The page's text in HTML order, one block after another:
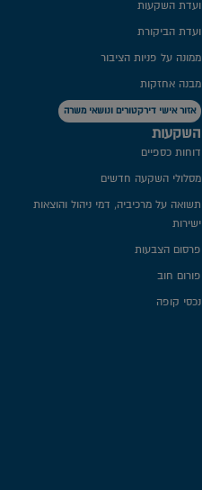
ועדת השקעות
ועדת הביקורת
ממונה על פניות הציבור
מבנה אחזקות
אזור אישי דירקטורים ונושאי משרה
השקעות
דוחות כספיים
מסלולי השקעה חדשים
תשואה על מרכיביה, דמי ניהול והוצאות
ישירות
פרסום הצבעות
פורום חוב
נכסי קופה